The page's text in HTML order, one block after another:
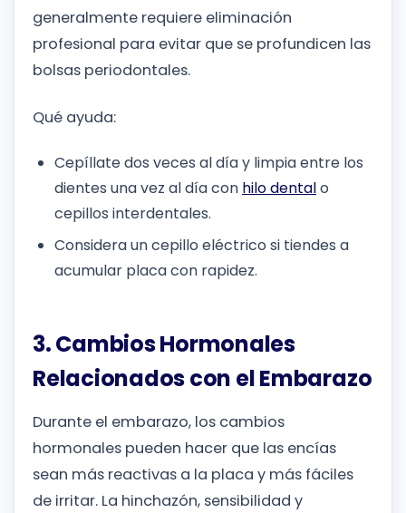
generalmente requiere eliminación
profesional para evitar que se profundicen las
bolsas periodontales.
Qué ayuda:
Cepíllate dos veces al día y limpia entre los
dientes una vez al día con hilo dentalo
cepillos interdentales.
Considera un cepillo eléctrico si tiendes a
acumular placa con rapidez.
3. Cambios Hormonales
Relacionados con el Embarazo
Durante el embarazo, los cambios
hormonales pueden hacer que las encías
sean más reactivas a la placa y más fáciles
de irritar. La hinchazón, sensibilidad y